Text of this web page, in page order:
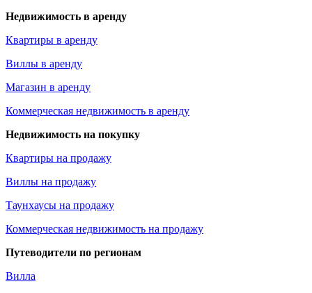
Недвижимость в аренду
Квартиры в аренду
Виллы в аренду
Магазин в аренду
Коммерческая недвижимость в аренду
Недвижимость на покупку
Квартиры на продажу
Виллы на продажу
Таунхаусы на продажу
Коммерческая недвижимость на продажу
Путеводители по регионам
Вилла